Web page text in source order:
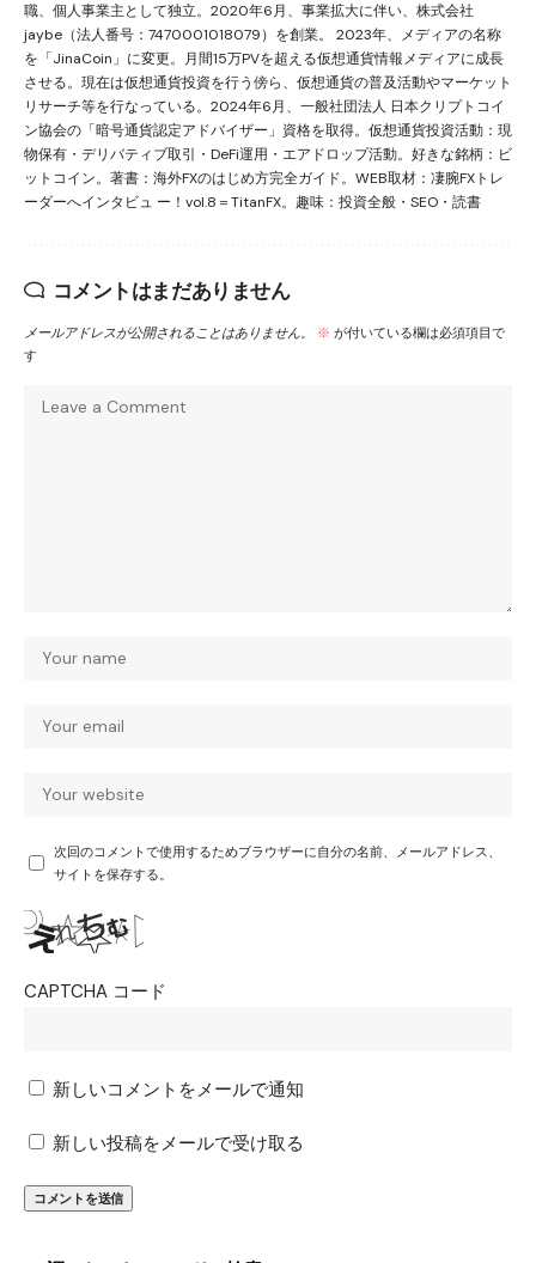
職、個人事業主として独立。2020年6月、事業拡大に伴い、株式会社
jaybe（法人番号：7470001018079）を創業。 2023年、メディアの名称
を「JinaCoin」に変更。月間15万PVを超える仮想通貨情報メディアに成長
させる。現在は仮想通貨投資を行う傍ら、仮想通貨の普及活動やマーケット
リサーチ等を行なっている。2024年6月、一般社団法人 日本クリプトコイ
ン協会の「暗号通貨認定アドバイザー」資格を取得。仮想通貨投資活動：現
物保有・デリバティブ取引・DeFi運用・エアドロップ活動。好きな銘柄：ビ
ットコイン。著書：海外FXのはじめ方完全ガイド。WEB取材：凄腕FXトレ
ーダーへインタビュ ー！vol.8＝TitanFX。趣味：投資全般・SEO・読書
コメントはまだありません
メールアドレスが公開されることはありません。 ※ が付いている欄は必須項目で
す
次回のコメントで使用するためブラウザーに自分の名前、メールアドレス、
サイトを保存する。
CAPTCHA コード
新しいコメントをメールで通知
新しい投稿をメールで受け取る